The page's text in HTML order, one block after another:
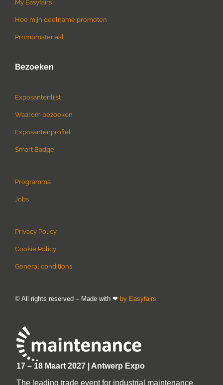
17 – 18 Maart 2027 | Antwerp Expo
The leading trade event for industrial maintenance
My Easyfairs
Hoe mijn deelname promoten
Promomateriaal
Bezoeken
Exposantenlijst
Waarom bezoeken
Exposantenprofiel
Smart Badge
Programma
Jobs
Privacy Policy
Cookie Policy
General conditions
© All rights reserved – Made with ❤ by Easyfairs